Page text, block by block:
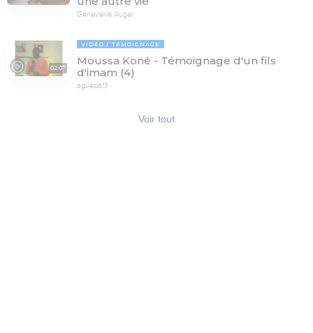
Geneviève Auger
02:07
VIDÉO TÉMOIGNAGE
Moussa Koné - Témoignage d'un fils
d'imam (4)
agueda13
Voir tout